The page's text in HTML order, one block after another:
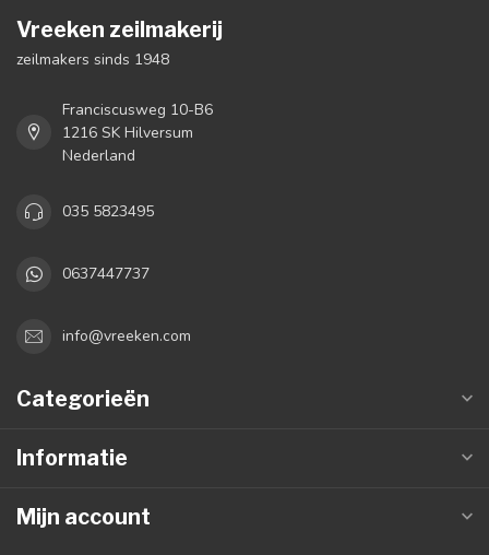
Vreeken zeilmakerij
zeilmakers sinds 1948
Franciscusweg 10-B6
1216 SK Hilversum
Nederland
035 5823495
0637447737
info@vreeken.com
Categorieën
Informatie
Mijn account